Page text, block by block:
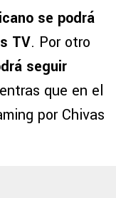
se podrá
TV. Por otro
seguir
que en el
por Chivas